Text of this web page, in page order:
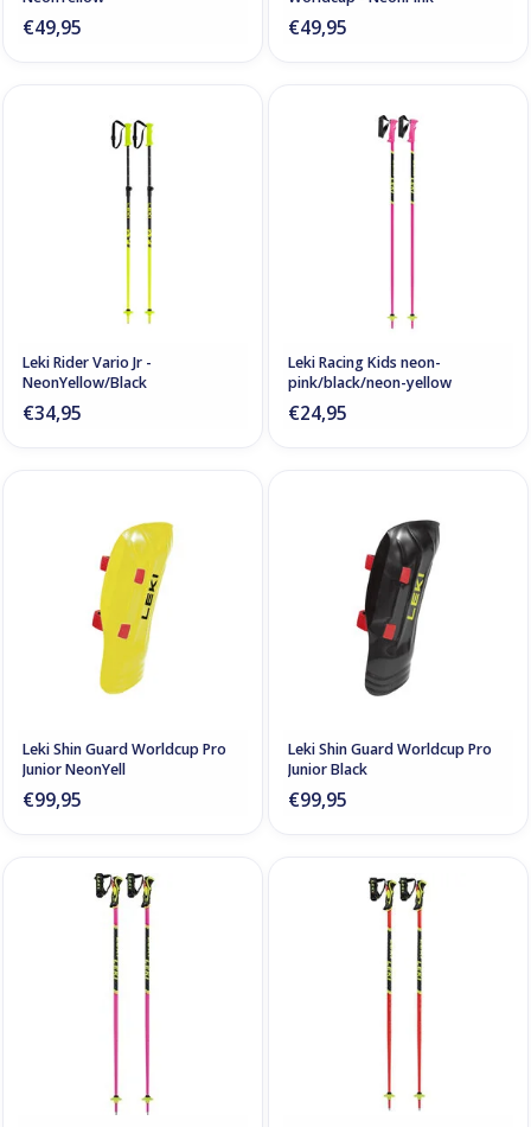
€49,95 €49,95
Leki Rider Vario Jr -
NeonYellow/Black
€34,95
Leki Racing Kids neon-
pink/black/neon-yellow
€24,95
Leki Shin Guard Worldcup Pro
Junior NeonYell
€99,95
Leki Shin Guard Worldcup Pro
Junior Black
€99,95